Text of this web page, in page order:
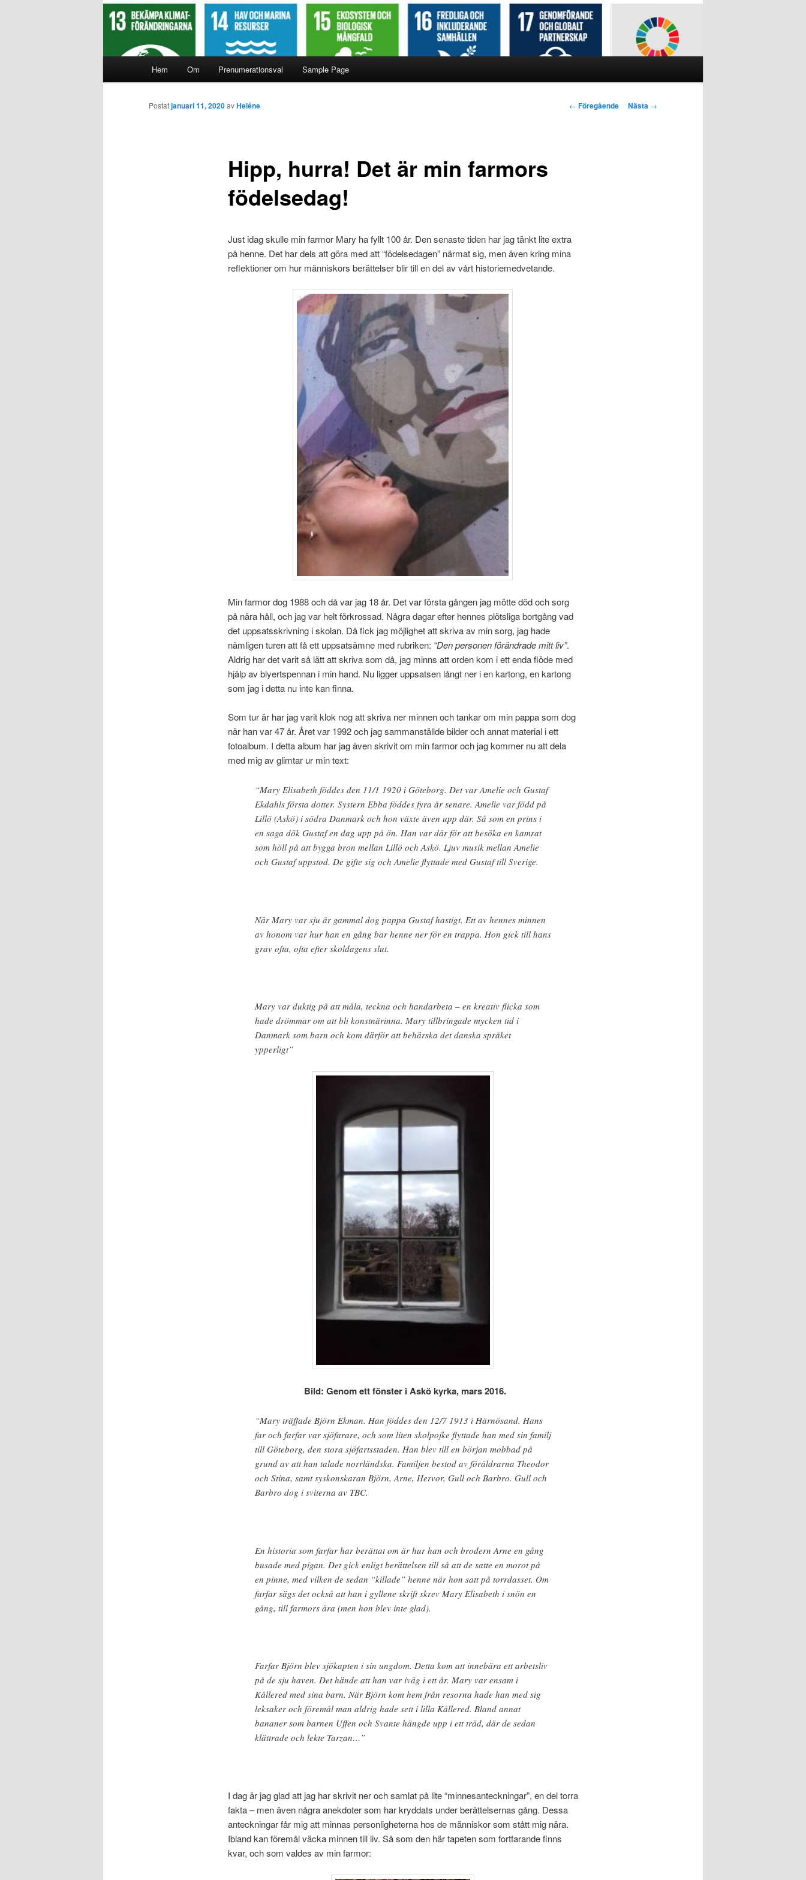
Hoppa
till
Hem Om Prenumerationsval Sample Page
Inläggsnavigering
← Föregående Nästa →
Hipp, hurra! Det är min farmors
födelsedag!
Postatjanuari 11, 2020avHeléne
Just idag skulle min farmor Mary ha fyllt 100 år. Den senaste tiden har jag tänkt lite extra
på henne. Det har dels att göra med att “födelsedagen” närmat sig, men även kring mina
reflektioner om hur människors berättelser blir till en del av vårt historiemedvetande.
Min farmor dog 1988 och då var jag 18 år. Det var första gången jag mötte död och sorg
på nära håll, och jag var helt förkrossad. Några dagar efter hennes plötsliga bortgång vad
det uppsatsskrivning i skolan. Då fick jag möjlighet att skriva av min sorg, jag hade
nämligen turen att få ett uppsatsämne med rubriken: “Den personen förändrade mitt liv”.
Aldrig har det varit så lätt att skriva som då, jag minns att orden kom i ett enda flöde med
hjälp av blyertspennan i min hand. Nu ligger uppsatsen långt ner i en kartong, en kartong
som jag i detta nu inte kan finna.
Som tur är har jag varit klok nog att skriva ner minnen och tankar om min pappa som dog
när han var 47 år. Året var 1992 och jag sammanställde bilder och annat material i ett
fotoalbum. I detta album har jag även skrivit om min farmor och jag kommer nu att dela
med mig av glimtar ur min text:
“Mary Elisabeth föddes den 11/1 1920 i Göteborg. Det var Amelie och Gustaf
Ekdahls första dotter. Systern Ebba föddes fyra år senare. Amelie var född på
Lillö (Askö) i södra Danmark och hon växte även upp där. Så som en prins i
en saga dök Gustaf en dag upp på ön. Han var där för att besöka en kamrat
som höll på att bygga bron mellan Lillö och Askö. Ljuv musik mellan Amelie
och Gustaf uppstod. De gifte sig och Amelie flyttade med Gustaf till Sverige.
När Mary var sju år gammal dog pappa Gustaf hastigt. Ett av hennes minnen
av honom var hur han en gång bar henne ner för en trappa. Hon gick till hans
grav ofta, ofta efter skoldagens slut.
Mary var duktig på att måla, teckna och handarbeta – en kreativ flicka som
hade drömmar om att bli konstnärinna. Mary tillbringade mycken tid i
Danmark som barn och kom därför att behärska det danska språket
ypperligt”
Bild: Genom ett fönster i Askö kyrka, mars 2016.
“Mary träffade Björn Ekman. Han föddes den 12/7 1913 i Härnösand. Hans
far och farfar var sjöfarare, och som liten skolpojke flyttade han med sin familj
till Göteborg, den stora sjöfartsstaden. Han blev till en början mobbad på
grund av att han talade norrländska. Familjen bestod av föräldrarna Theodor
och Stina, samt syskonskaran Björn, Arne, Hervor, Gull och Barbro. Gull och
Barbro dog i sviterna av TBC.
En historia som farfar har berättat om är hur han och brodern Arne en gång
busade med pigan. Det gick enligt berättelsen till så att de satte en morot på
en pinne, med vilken de sedan “killade” henne när hon satt på torrdasset. Om
farfar sägs det också att han i gyllene skrift skrev Mary Elisabeth i snön en
gång, till farmors ära (men hon blev inte glad).
Farfar Björn blev sjökapten i sin ungdom. Detta kom att innebära ett arbetsliv
på de sju haven. Det hände att han var iväg i ett år. Mary var ensam i
Kållered med sina barn. När Björn kom hem från resorna hade han med sig
leksaker och föremål man aldrig hade sett i lilla Kållered. Bland annat
bananer som barnen Uffen och Svante hängde upp i ett träd, där de sedan
klättrade och lekte Tarzan…”
I dag är jag glad att jag har skrivit ner och samlat på lite “minnesanteckningar”, en del torra
fakta – men även några anekdoter som har kryddats under berättelsernas gång. Dessa
anteckningar får mig att minnas personligheterna hos de människor som stått mig nära.
Ibland kan föremål väcka minnen till liv. Så som den här tapeten som fortfarande finns
kvar, och som valdes av min farmor: